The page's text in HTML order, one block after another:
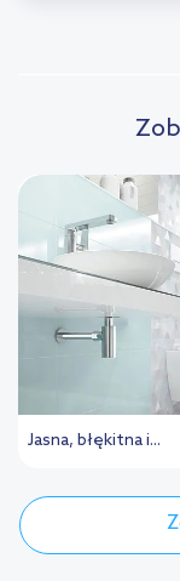
Jasna, błękitna i...